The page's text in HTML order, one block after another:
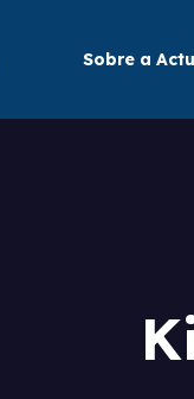
Sobre a